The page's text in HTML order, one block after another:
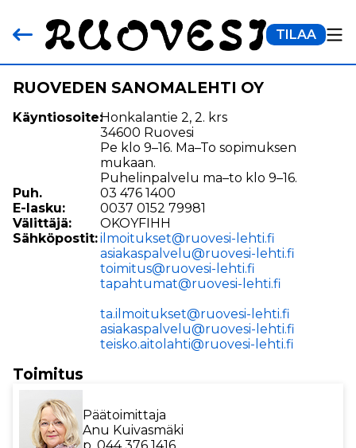
TILAA
RUOVEDEN SANOMALEHTI OY
Käyntiosoite:Honkalantie 2, 2. krs
34600 Ruovesi
Pe klo 9–16. Ma–To sopimuksen
mukaan.
Puhelinpalvelu ma–to klo 9–16.
Puh.
03 476 1400
E-lasku:
0037 0152 79981
Välittäjä:
OKOYFIHH
Sähköpostit:ilmoitukset@ruovesi-lehti.fi
asiakaspalvelu@ruovesi-lehti.fi
toimitus@ruovesi-lehti.fi
tapahtumat@ruovesi-lehti.fi
ta.ilmoitukset@ruovesi-lehti.fi
asiakaspalvelu@ruovesi-lehti.fi
teisko.aitolahti@ruovesi-lehti.fi
Toimitus
Päätoimittaja
Anu Kuivasmäki